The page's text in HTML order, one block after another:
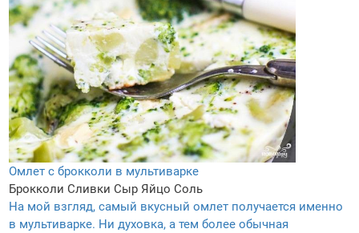
Омлет с брокколи в мультиварке
Брокколи Сливки Сыр Яйцо Соль
На мой взгляд, самый вкусный омлет получается именно
в мультиварке. Ни духовка, а тем более обычная